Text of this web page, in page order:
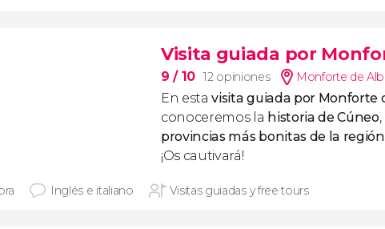
Visita guiada por
9/ 10 12 opiniones Monforte de
En estavisita guiada por Monforte
conoceremos la historia de Cúneo
provincias más bonitas de la
¡Os cautivará!
Inglés e italiano Visitas guiadas y free tours